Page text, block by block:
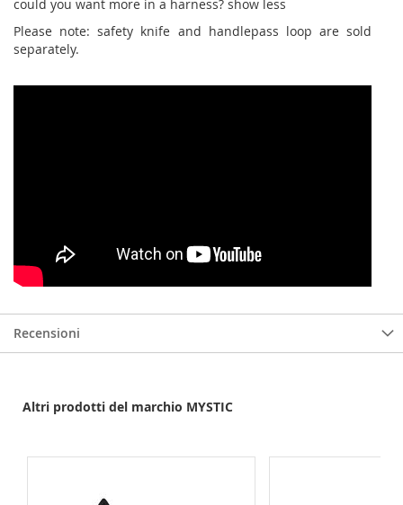
could you want more in a harness? show less
Please note: safety knife and handlepass loop are sold
separately.
Recensioni
Altri prodotti del marchio MYSTIC